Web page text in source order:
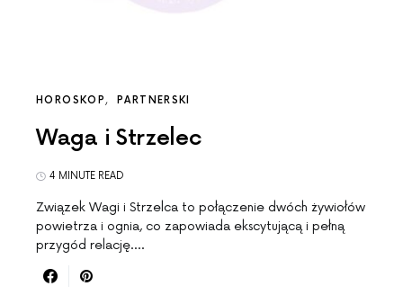
HOROSKOP PARTNERSKI
Waga i Strzelec
4 MINUTE READ
Związek Wagi i Strzelca to połączenie dwóch żywiołów
powietrza i ognia, co zapowiada ekscytującą i pełną
przygód relację.…